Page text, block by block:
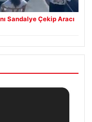
Sandalye Çekip Aracı